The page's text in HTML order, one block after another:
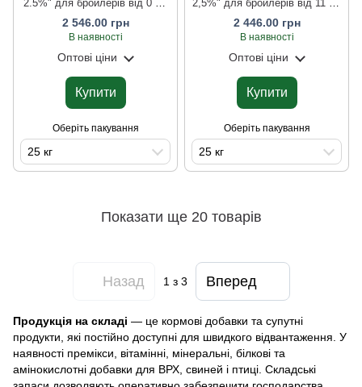
2.5%" для бройлерів від 0 до
10 днів
2 546.00 грн
В наявності
Оптові ціни
Купити
Оберіть пакування
25 кг
2,5%" для бройлерів від 11 до
24 днів
2 446.00 грн
В наявності
Оптові ціни
Купити
Оберіть пакування
25 кг
Показати ще 20 товарів
Назад 1з 3 Вперед
Продукція на складі — це кормові добавки та супутні
продукти, які постійно доступні для швидкого відвантаження. У
наявності премікси, вітамінні, мінеральні, білкові та
амінокислотні добавки для ВРХ, свиней і птиці. Складські